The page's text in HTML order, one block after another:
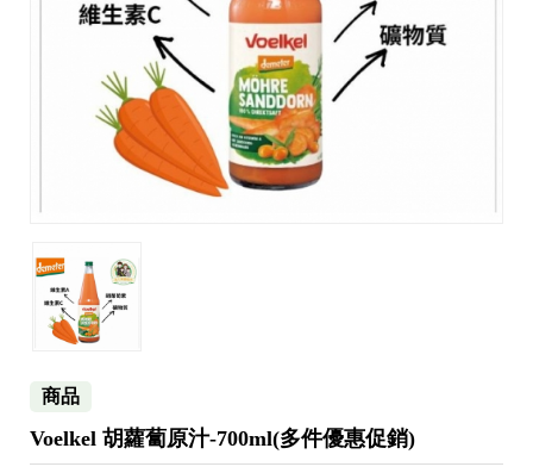
商品
Voelkel 胡蘿蔔原汁-700ml(多件優惠促銷)